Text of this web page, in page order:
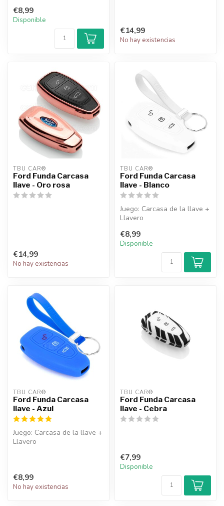
€8,99
Disponible
€14,99
No hay existencias
TBU CAR®
Ford Funda Carcasa
llave - Oro rosa
€14,99
No hay existencias
TBU CAR®
Ford Funda Carcasa
llave - Blanco
Juego: Carcasa de la llave +
Llavero
€8,99
Disponible
TBU CAR®
Ford Funda Carcasa
llave - Azul
Juego: Carcasa de la llave +
Llavero
€8,99
No hay existencias
TBU CAR®
Ford Funda Carcasa
llave - Cebra
€7,99
Disponible